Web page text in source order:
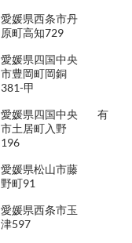
愛媛県西条市丹
原町高知729
愛媛県四国中央
市豊岡町岡銅
381-甲
愛媛県四国中央
市土居町入野
196
有
愛媛県松山市藤
野町91
愛媛県西条市玉
津597